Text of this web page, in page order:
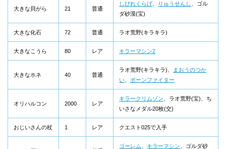
大きな貝がら 21 普通
しびれくらげ りゅうせんし
、ゴル
ダ砂漠(宝)
大きな化石 72 普通 ラオ荒野(キラキラ)
大きなこうら 80 レア キラーマシン2
大きなホネ 40 普通
ラオ荒野(キラキラ)、
まおうのつか
い
ボーンファイター
オリハルコン 2000 レア
キラークリムゾン 、ラオ荒野(宝)、ち
いさなメダル20枚(交)
おじいさんの杖 1 レア クエスト025で入手
ゴーレム キラーマシン 、ゴルダ砂